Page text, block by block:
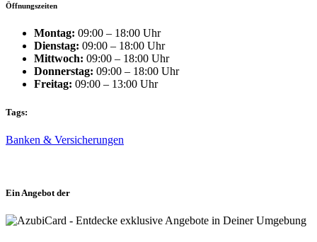
Öffnungszeiten
Montag: 09:00 – 18:00 Uhr
Dienstag: 09:00 – 18:00 Uhr
Mittwoch: 09:00 – 18:00 Uhr
Donnerstag: 09:00 – 18:00 Uhr
Freitag: 09:00 – 13:00 Uhr
Tags:
Banken & Versicherungen
Ein Angebot der